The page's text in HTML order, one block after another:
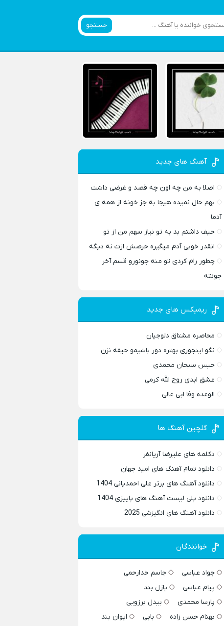
جستجو
آهنگ های جدید
اصلا به من چه اون چه قصد و غرضی داشت
بهم حال نمیده هیجا به جز خونه از همه ی
آدما
حیف داشتم بد به تو نیاز سهم من از تو
انقدر خوبی آدم میگیره حرصش ازت نه دیگه
چطور رام کردی تو منه جونورو قسم آخر
جونته
ریمیکس های جدید
محاصره مشتاق دلوجیان
نگو اینجوری بهتره دور باشیمو حیفه نزن
حبس سبحان محمدی
عشق ابدی روح الله کرمی
الوعده وفا ابی عالی
گلچین آهنگ ها
دکلمه های علیرضا آریانفر
دانلود تمام آهنگ های امید جهان
دانلود آهنگ های برتر علی احمدیانی 1404
دانلود پلی لیست آهنگ های پاییزی 1404
دانلود آهنگ های انگیزشی 2025
خوانندگان
جواد عباسی
جاسم خدارحمی
پیام عباسی
پازل بند
پارسا محمدی
بیدل برزویی
بهنام حسن زاده
بابی
ایوان بند